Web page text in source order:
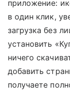
приложение:
в один клик,
загрузка без
установить
ничего
добавить
получаете